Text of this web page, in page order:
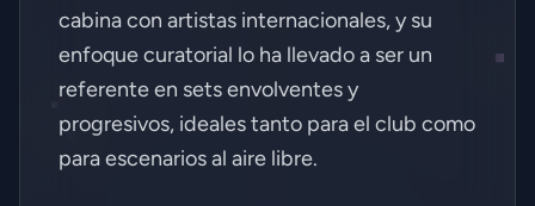
cabina con artistas internacionales, y su
enfoque curatorial lo ha llevado a ser un
referente en sets envolventes y
progresivos, ideales tanto para el club como
para escenarios al aire libre.
Acción Requiere Cuenta